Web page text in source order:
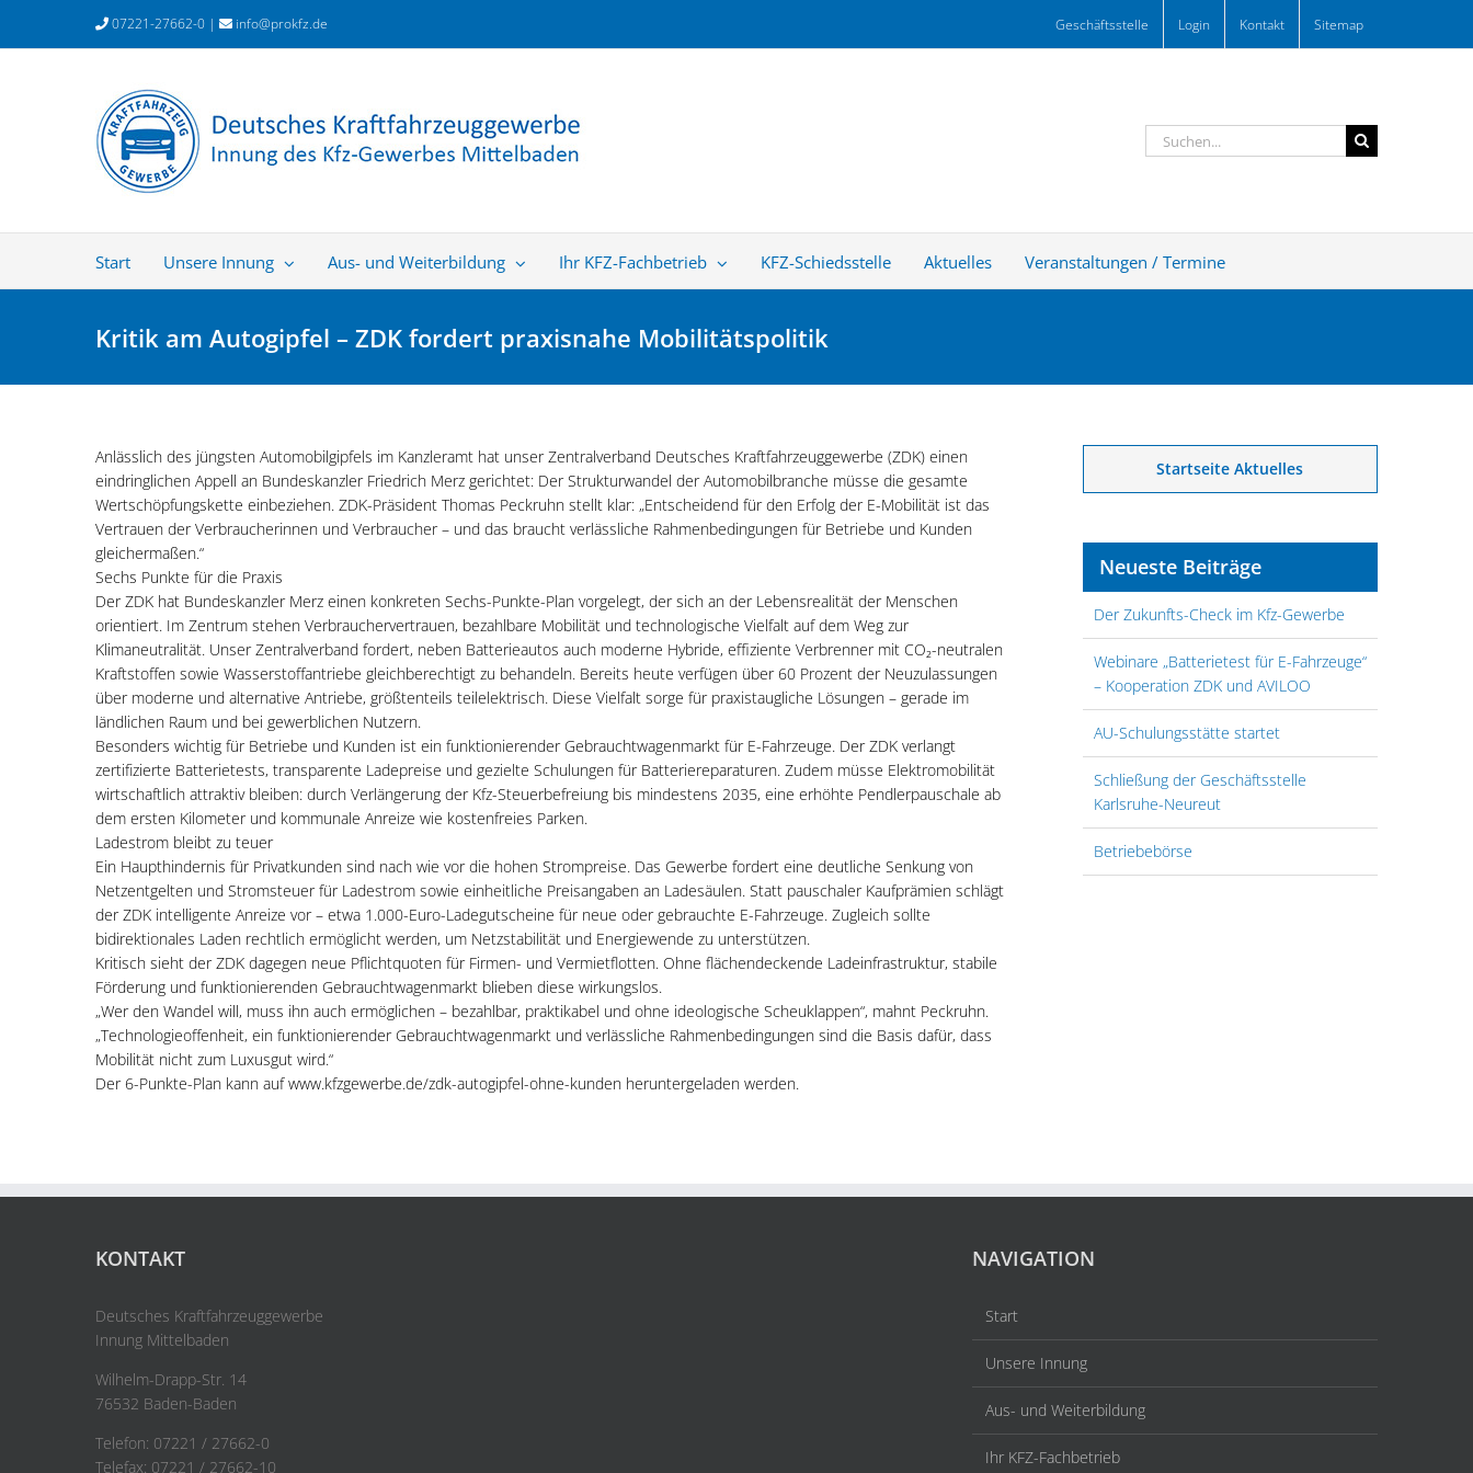
07221-27662-0 | info@prokfz.de Geschäftsstelle Login Kontakt Sitemap
Suche
nach:
Start Unsere Innung Aus- und Weiterbildung Ihr KFZ-Fachbetrieb KFZ-Schiedsstelle Aktuelles Veranstaltungen / Termine
Kritik am Autogipfel – ZDK fordert praxisnahe Mobilitätspolitik
Anlässlich des jüngsten Automobilgipfels im Kanzleramt hat unser Zentralverband Deutsches Kraftfahrzeuggewerbe (ZDK) einen
eindringlichen Appell an Bundeskanzler Friedrich Merz gerichtet: Der Strukturwandel der Automobilbranche müsse die gesamte
Wertschöpfungskette einbeziehen. ZDK-Präsident Thomas Peckruhn stellt klar: „Entscheidend für den Erfolg der E-Mobilität ist das
Vertrauen der Verbraucherinnen und Verbraucher – und das braucht verlässliche Rahmenbedingungen für Betriebe und Kunden
gleichermaßen.“
Sechs Punkte für die Praxis
Der ZDK hat Bundeskanzler Merz einen konkreten Sechs-Punkte-Plan vorgelegt, der sich an der Lebensrealität der Menschen
orientiert. Im Zentrum stehen Verbrauchervertrauen, bezahlbare Mobilität und technologische Vielfalt auf dem Weg zur
Klimaneutralität. Unser Zentralverband fordert, neben Batterieautos auch moderne Hybride, effiziente Verbrenner mit CO₂-neutralen
Kraftstoffen sowie Wasserstoffantriebe gleichberechtigt zu behandeln. Bereits heute verfügen über 60 Prozent der Neuzulassungen
über moderne und alternative Antriebe, größtenteils teilelektrisch. Diese Vielfalt sorge für praxistaugliche Lösungen – gerade im
ländlichen Raum und bei gewerblichen Nutzern.
Besonders wichtig für Betriebe und Kunden ist ein funktionierender Gebrauchtwagenmarkt für E-Fahrzeuge. Der ZDK verlangt
zertifizierte Batterietests, transparente Ladepreise und gezielte Schulungen für Batteriereparaturen. Zudem müsse Elektromobilität
wirtschaftlich attraktiv bleiben: durch Verlängerung der Kfz-Steuerbefreiung bis mindestens 2035, eine erhöhte Pendlerpauschale ab
dem ersten Kilometer und kommunale Anreize wie kostenfreies Parken.
Ladestrom bleibt zu teuer
Ein Haupthindernis für Privatkunden sind nach wie vor die hohen Strompreise. Das Gewerbe fordert eine deutliche Senkung von
Netzentgelten und Stromsteuer für Ladestrom sowie einheitliche Preisangaben an Ladesäulen. Statt pauschaler Kaufprämien schlägt
der ZDK intelligente Anreize vor – etwa 1.000-Euro-Ladegutscheine für neue oder gebrauchte E-Fahrzeuge. Zugleich sollte
bidirektionales Laden rechtlich ermöglicht werden, um Netzstabilität und Energiewende zu unterstützen.
Kritisch sieht der ZDK dagegen neue Pflichtquoten für Firmen- und Vermietflotten. Ohne flächendeckende Ladeinfrastruktur, stabile
Förderung und funktionierenden Gebrauchtwagenmarkt blieben diese wirkungslos.
„Wer den Wandel will, muss ihn auch ermöglichen – bezahlbar, praktikabel und ohne ideologische Scheuklappen“, mahnt Peckruhn.
„Technologieoffenheit, ein funktionierender Gebrauchtwagenmarkt und verlässliche Rahmenbedingungen sind die Basis dafür, dass
Mobilität nicht zum Luxusgut wird.“
Der 6-Punkte-Plan kann auf www.kfzgewerbe.de/zdk-autogipfel-ohne-kunden heruntergeladen werden.
Startseite Aktuelles
Neueste Beiträge
Der Zukunfts-Check im Kfz-Gewerbe
Webinare „Batterietest für E-Fahrzeuge“
– Kooperation ZDK und AVILOO
AU-Schulungsstätte startet
Schließung der Geschäftsstelle
Karlsruhe-Neureut
Betriebebörse
KONTAKT
Deutsches Kraftfahrzeuggewerbe
Innung Mittelbaden
Wilhelm-Drapp-Str. 14
76532 Baden-Baden
Telefon: 07221 / 27662-0
Telefax: 07221 / 27662-10
NAVIGATION
Start
Unsere Innung
Aus- und Weiterbildung
Ihr KFZ-Fachbetrieb